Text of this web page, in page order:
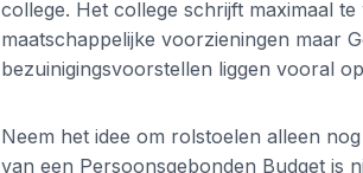
college. Het college schrijft maximaal
maatschappelijke voorzieningen maar
bezuinigingsvoorstellen liggen vooral
Neem het idee om rolstoelen alleen
van een Persoonsgebonden Budget is